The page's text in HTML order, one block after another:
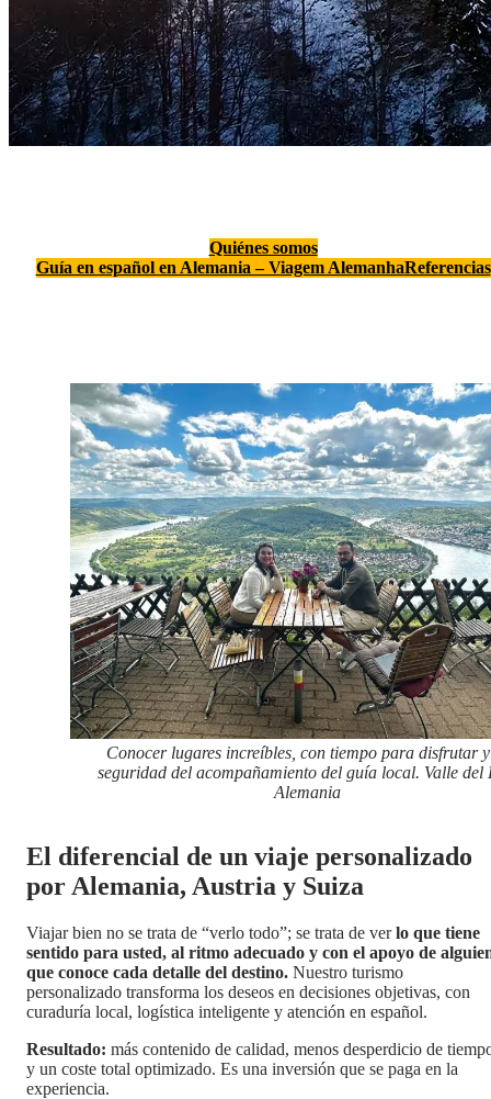
Quiénes somos
Guía en español en Alemania – Viagem AlemanhaReferencias
El diferencial de un viaje personalizado
por Alemania, Austria y Suiza
Viajar bien no se trata de “verlo todo”; se trata de verlo que tiene
sentido para usted, al ritmo adecuado y con el apoyo de
que conoce cada detalle del destino. Nuestro turismo
personalizado transforma los deseos en decisiones objetivas, con
curaduría local, logística inteligente y atención en español.
Resultado: más contenido de calidad, menos desperdicio de
y un coste total optimizado. Es una inversión que se paga en la
experiencia.
Conocer lugares increíbles, con tiempo para disfrutar
seguridad del acompañamiento del guía local. Valle del
Alemania